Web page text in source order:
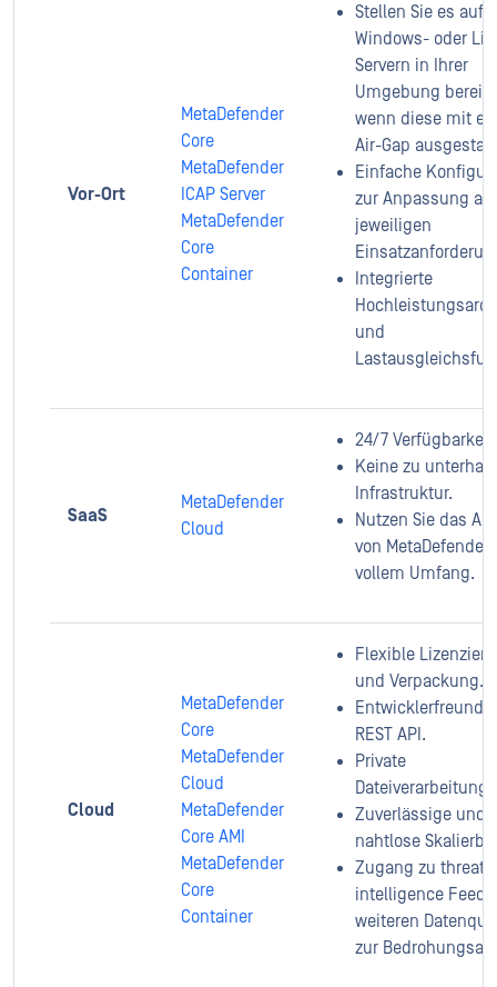
Vor-Ort
MetaDefender
Core
MetaDefender
ICAP Server
MetaDefender
Core
Container
Stellen Sie es auf
Windows- oder
Servern in Ihrer
Umgebung bereit,
wenn diese mit
Air-Gap
Einfache
zur Anpassung an
jeweiligen
Integrierte
und
SaaS
MetaDefender
Cloud
24/7 Verfügbarkeit
Keine zu
Infrastruktur.
Nutzen Sie das
von MetaDefender
vollem Umfang.
Cloud
MetaDefender
Core
MetaDefender
Cloud
MetaDefender
Core AMI
MetaDefender
Core
Container
Flexible
und Verpackung.
REST API.
Private
Dateiverarbeitung.
Zuverlässige und
nahtlose
Zugang zu threat
intelligence
weiteren
zur